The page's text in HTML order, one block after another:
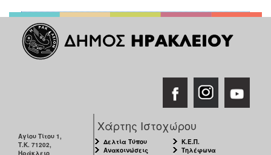
Αγίου Τίτου 1,
Τ.Κ. 71202,
Ηράκλειο
Χάρτης Ιστοχώρου
Δελτία Τύπου
Ανακοινώσεις
Κ.Ε.Π.
Τηλέφωνα